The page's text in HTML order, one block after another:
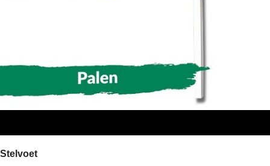
Stelvoet